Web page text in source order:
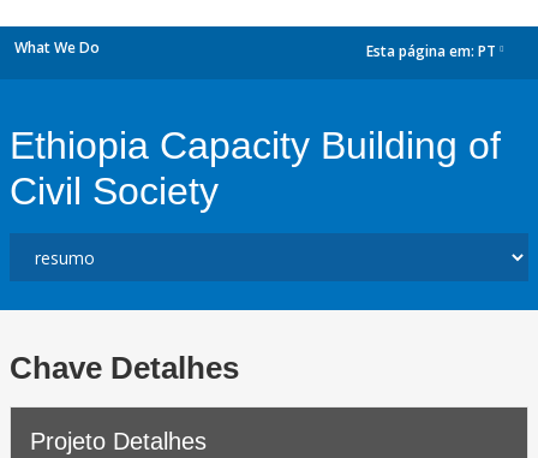
What We Do Esta página em: PT
Ethiopia Capacity Building of
Civil Society
Chave Detalhes
Projeto Detalhes